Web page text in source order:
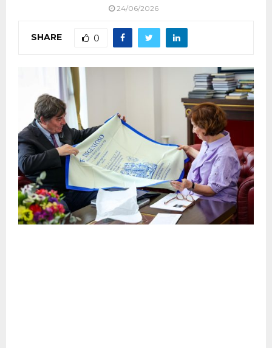
24/06/2026
SHARE 0